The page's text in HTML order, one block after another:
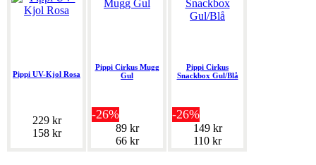
Pippi UV-Kjol Rosa
229 kr
158 kr
Pippi Cirkus Mugg
Gul
-26%
89 kr
66 kr
Pippi Cirkus
Snackbox Gul/Blå
-26%
149 kr
110 kr